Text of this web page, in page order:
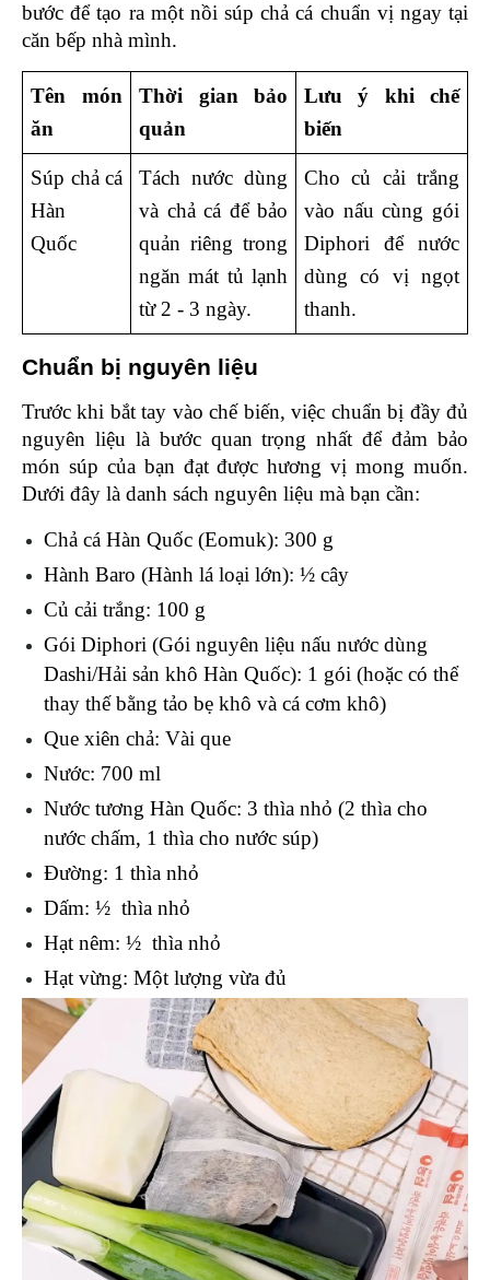
bước để tạo ra một nồi súp chả cá chuẩn vị ngay tại
căn bếp nhà mình.
Tên món
ăn
Thời gian bảo
quản
Lưu ý khi chế
biến
Súp chả cá
Hàn
Quốc
Tách nước dùng
và chả cá để bảo
quản riêng trong
ngăn mát tủ lạnh
từ 2 - 3 ngày.
Cho củ cải trắng
vào nấu cùng gói
Diphori để nước
dùng có vị ngọt
thanh.
Chuẩn bị nguyên liệu
Trước khi bắt tay vào chế biến, việc chuẩn bị đầy đủ
nguyên liệu là bước quan trọng nhất để đảm bảo
món súp của bạn đạt được hương vị mong muốn.
Dưới đây là danh sách nguyên liệu mà bạn cần:
Chả cá Hàn Quốc (Eomuk): 300 g
Hành Baro (Hành lá loại lớn): ½ cây
Củ cải trắng: 100 g
Gói Diphori (Gói nguyên liệu nấu nước dùng
Dashi/Hải sản khô Hàn Quốc): 1 gói (hoặc có thể
thay thế bằng tảo bẹ khô và cá cơm khô)
Que xiên chả: Vài que
Nước: 700 ml
Nước tương Hàn Quốc: 3 thìa nhỏ (2 thìa cho
nước chấm, 1 thìa cho nước súp)
Đường: 1 thìa nhỏ
Dấm: ½  thìa nhỏ
Hạt nêm: ½  thìa nhỏ
Hạt vừng: Một lượng vừa đủ